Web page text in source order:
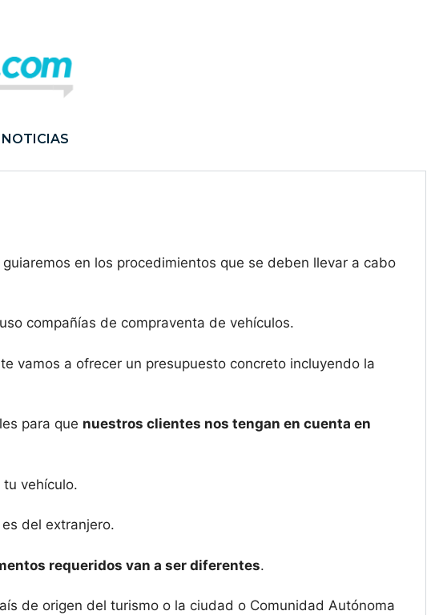
NOTICIAS
en los procedimientos que se deben llevar a cabo
compañías de compraventa de vehículos.
vamos a ofrecer un presupuesto concreto incluyendo la
para que nuestros clientes nos tengan en cuenta en
vehículo.
del extranjero.
requeridos van a ser diferentes.
de origen del turismo o la ciudad o Comunidad Autónoma